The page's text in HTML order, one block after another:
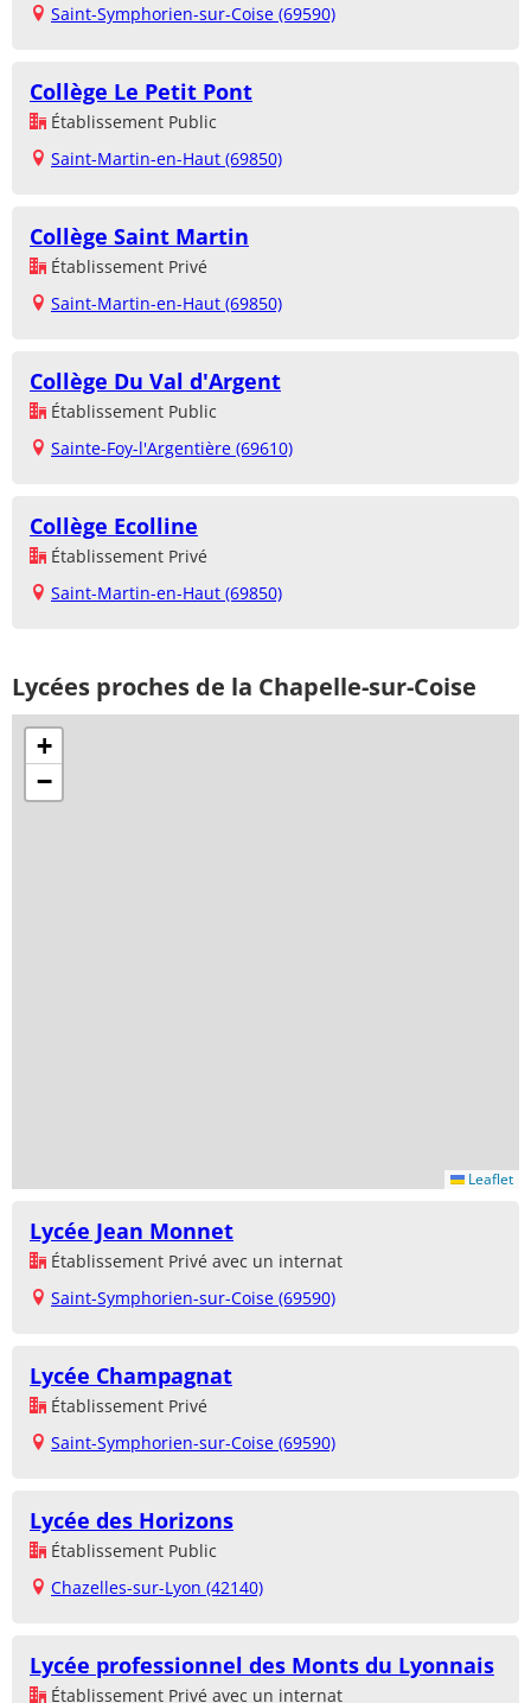
Saint-Symphorien-sur-Coise (69590)
Collège Le Petit Pont
Établissement Public
Saint-Martin-en-Haut (69850)
Collège Saint Martin
Établissement Privé
Saint-Martin-en-Haut (69850)
Collège Du Val d'Argent
Établissement Public
Sainte-Foy-l'Argentière (69610)
Collège Ecolline
Établissement Privé
Saint-Martin-en-Haut (69850)
Lycées proches de la Chapelle-sur-Coise
+
−
Leaflet
Lycée Jean Monnet
Établissement Privé avec un internat
Saint-Symphorien-sur-Coise (69590)
Lycée Champagnat
Établissement Privé
Saint-Symphorien-sur-Coise (69590)
Lycée des Horizons
Établissement Public
Chazelles-sur-Lyon (42140)
Lycée professionnel des Monts du Lyonnais
Établissement Privé avec un internat